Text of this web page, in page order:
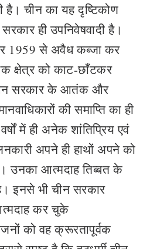
चीन का यह दृष्टिकोण
ही उपनिवेषवादी है।
1959 से अवैध कब्जा कर
क्षेत्र को काट-छाँटकर
सरकार के आतंक और
की समाप्ति का ही
में ही अनेक शांतिप्रिय एवं
अपने ही हाथों अपने को
आत्मदाह तिब्बत के
इनसे भी चीन सरकार
कर चुके
को वह क्रूरतापूर्वक